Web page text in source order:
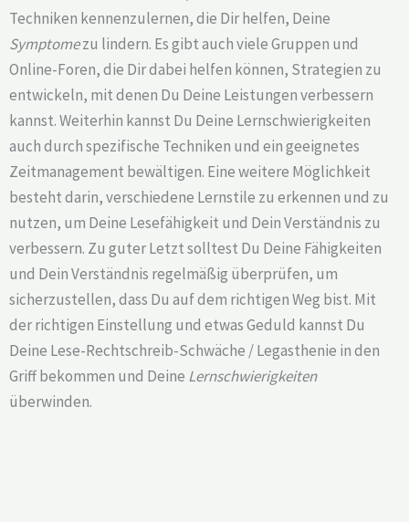
Techniken kennenzulernen, die Dir helfen, Deine
Symptomezu lindern. Es gibt auch viele Gruppen und
Online-Foren, die Dir dabei helfen können, Strategien zu
entwickeln, mit denen Du Deine Leistungen verbessern
kannst. Weiterhin kannst Du Deine Lernschwierigkeiten
auch durch spezifische Techniken und ein geeignetes
Zeitmanagement bewältigen. Eine weitere Möglichkeit
besteht darin, verschiedene Lernstile zu erkennen und zu
nutzen, um Deine Lesefähigkeit und Dein Verständnis zu
verbessern. Zu guter Letzt solltest Du Deine Fähigkeiten
und Dein Verständnis regelmäßig überprüfen, um
sicherzustellen, dass Du auf dem richtigen Weg bist. Mit
der richtigen Einstellung und etwas Geduld kannst Du
Deine Lese-Rechtschreib-Schwäche / Legasthenie in den
Griff bekommen und Deine Lernschwierigkeiten
überwinden.